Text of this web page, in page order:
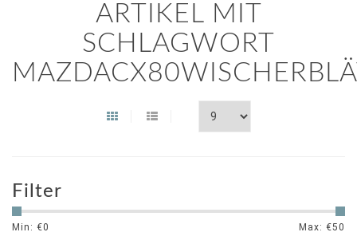
ARTIKEL MIT
SCHLAGWORT
Filter
Min: €0 Max: €50